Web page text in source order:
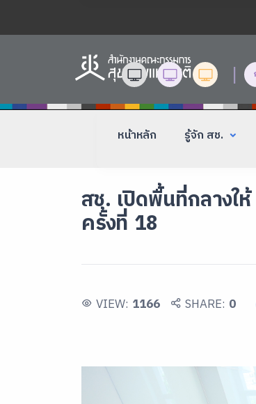
|
หน้าหลัก รู้จัก สช.
สช. เปิดพื้นที่กลางใ
ครั้งที่ 18
VIEW: 1166 SHARE: 0